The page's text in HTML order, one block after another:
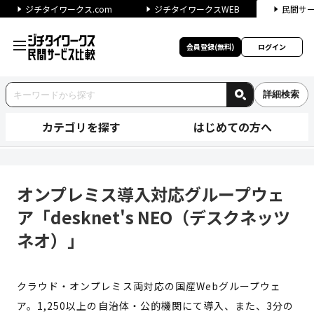
ジチタイワークス.com ジチタイワークスWEB 民間サ
会員登録(無料) ログイン
詳細検索
カテゴリを探す はじめての方へ
オンプレミス導入対応グループウェ
ア「desknet's NEO（デスクネッツ
ネオ）」
クラウド・オンプレミス両対応の国産Webグループウェ
ア。1,250以上の自治体・公的機関にて導入、また、3分の